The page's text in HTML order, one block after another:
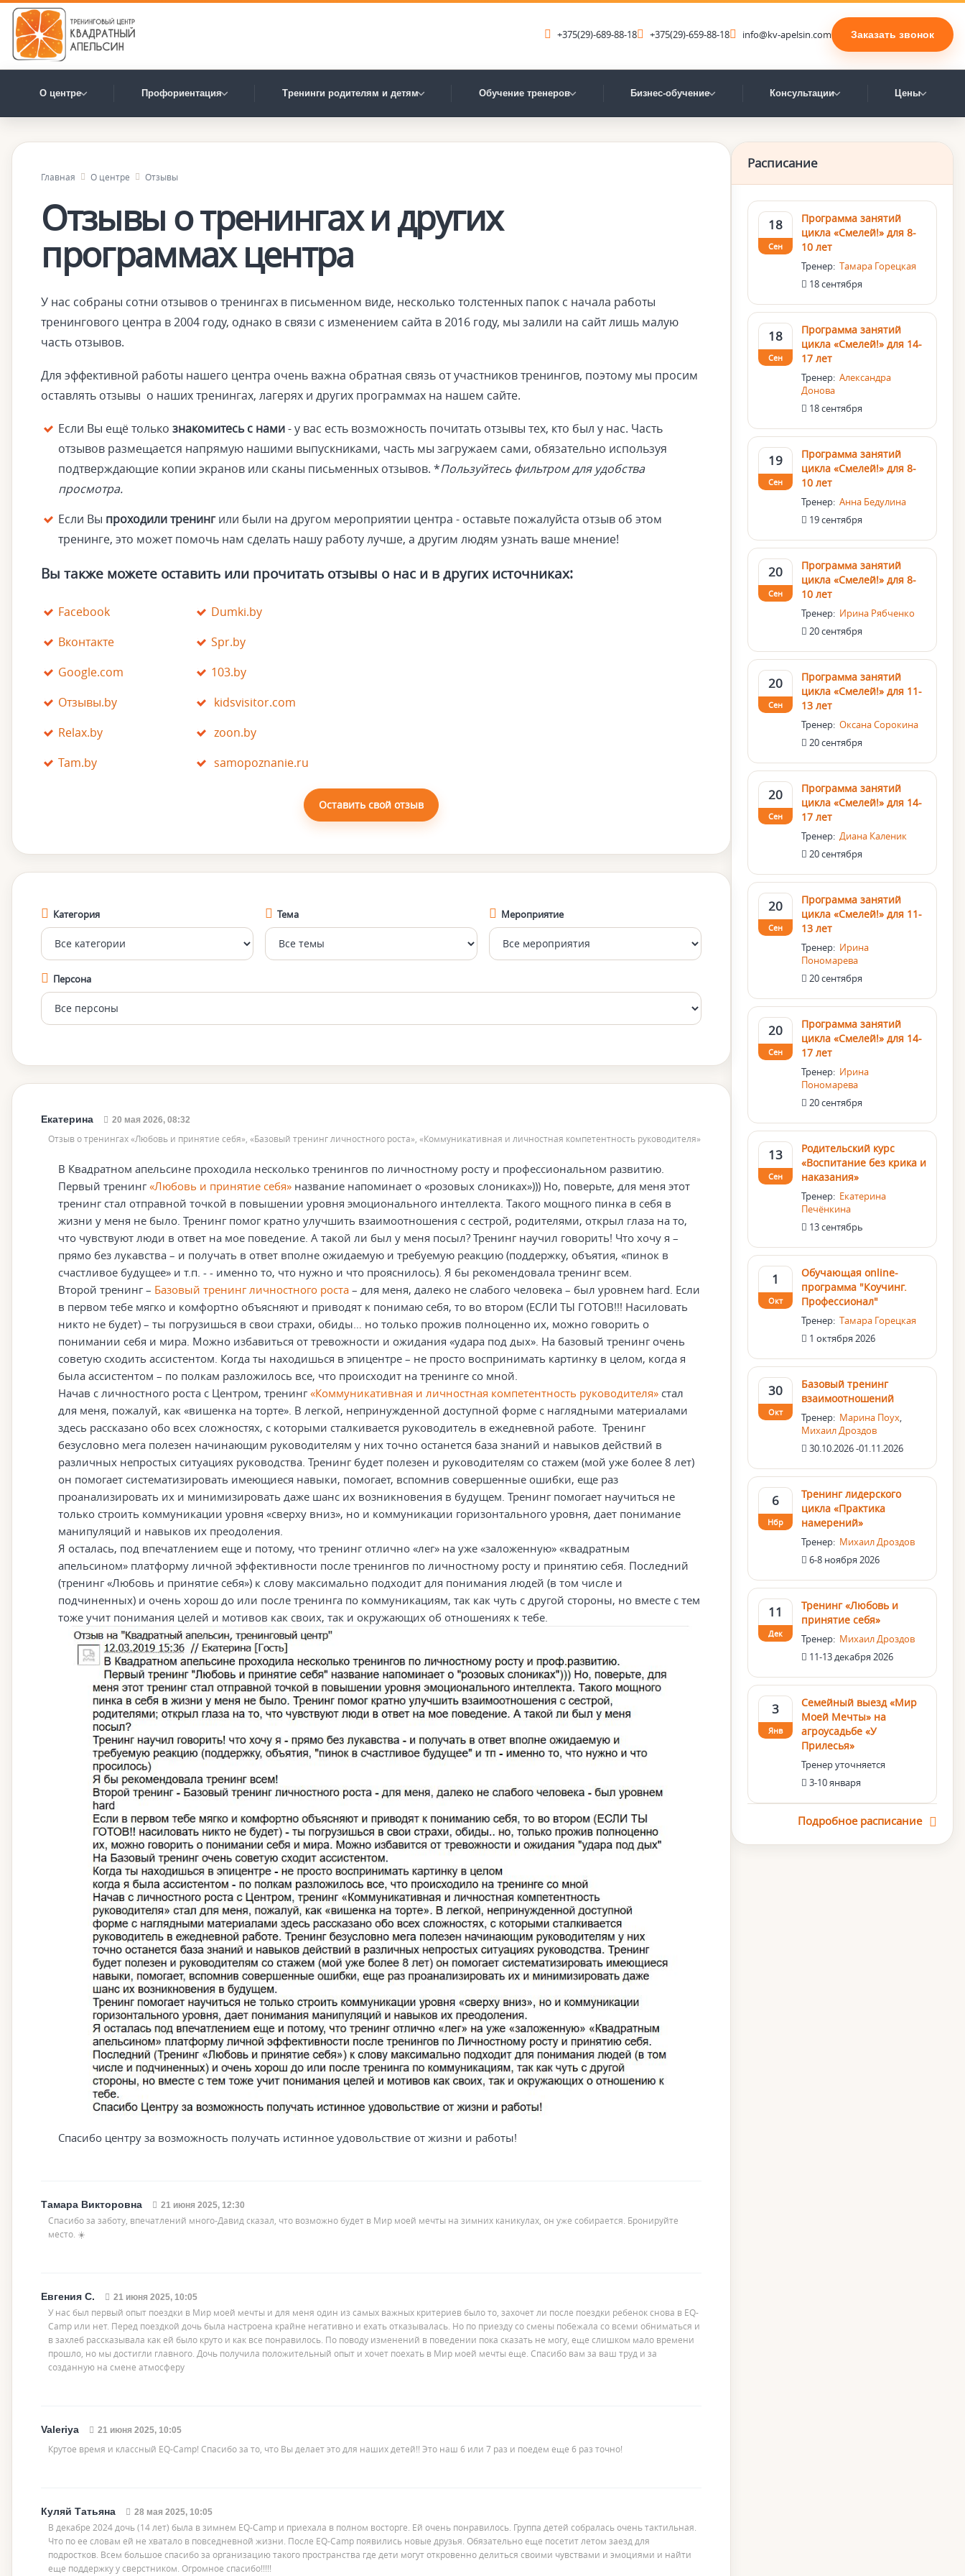
+375(29)-689-88-18 +375(29)-659-88-18 info@kv-apelsin.com Заказать звонок
О центре Профориентация Тренинги родителям и детям Обучение тренеров Бизнес-обучение Консультации Цены
Главная О центре Отзывы
Отзывы о тренингах и других
программах центра
У нас собраны сотни отзывов о тренингах в письменном виде, несколько толстенных папок с начала работы
тренингового центра в 2004 году, однако в связи с изменением сайта в 2016 году, мы залили на сайт лишь малую
часть отзывов.
Для эффективной работы нашего центра очень важна обратная связь от участников тренингов, поэтому мы просим
оставлять отзывы о наших тренингах, лагерях и других программах на нашем сайте.
Если Вы ещё толькознакомитесь с нами- у вас есть возможность почитать отзывы тех, кто был у нас. Часть
отзывов размещается напрямую нашими выпускниками, часть мы загружаем сами, обязательно используя
подтверждающие копии экранов или сканы письменных отзывов. *Пользуйтесь фильтром для удобства
просмотра.
Если Вы проходили тренингили были на другом мероприятии центра - оставьте пожалуйста отзыв об этом
тренинге, это может помочь нам сделать нашу работу лучше, а другим людям узнать ваше мнение!
Вы также можете оставить или прочитать отзывы о нас и в других источниках:
Facebook
Вконтакте
Google.com
Отзывы.by
Relax.by
Tam.by
Dumki.by
Spr.by
103.by
kidsvisitor.com
zoon.by
samopoznanie.ru
Оставить свой отзыв
Категория Тема Мероприятие
Персона
Екатерина 20 мая 2026, 08:32
Отзыв о тренингах «Любовь и принятие себя», «Базовый тренинг личностного роста», «Коммуникативная и личностная компетентность руководителя»
В Квадратном апельсине проходила несколько тренингов по личностному росту и профессиональном развитию.
Первый тренинг«Любовь и принятие себя» название напоминает о «розовых слониках»))) Но, поверьте, для меня этот
тренинг стал отправной точкой в повышении уровня эмоционального интеллекта. Такого мощного пинка в себя в
жизни у меня не было. Тренинг помог кратно улучшить взаимоотношения с сестрой, родителями, открыл глаза на то,
что чувствуют люди в ответ на мое поведение. А такой ли был у меня посыл? Тренинг научил говорить! Что хочу я –
прямо без лукавства – и получать в ответ вполне ожидаемую и требуемую реакцию (поддержку, объятия, «пинок в
счастливое будущее» и т.п. - - именно то, что нужно и что прояснилось). Я бы рекомендовала тренинг всем.
Второй тренинг – Базовый тренинг личностного роста – для меня, далеко не слабого человека – был уровнем hard. Если
в первом тебе мягко и комфортно объясняют и приводят к понимаю себя, то во втором (ЕСЛИ ТЫ ГОТОВ!!! Насиловать
никто не будет) – ты погрузишься в свои страхи, обиды… но только прожив полноценно их, можно говорить о
понимании себя и мира. Можно избавиться от тревожности и ожидания «удара под дых». На базовый тренинг очень
советую сходить ассистентом. Когда ты находишься в эпицентре – не просто воспринимать картинку в целом, когда я
была ассистентом – по полкам разложилось все, что происходит на тренинге со мной.
Начав с личностного роста с Центром, тренинг«Коммуникативная и личностная компетентность руководителя» стал
для меня, пожалуй, как «вишенка на торте». В легкой, непринужденной доступной форме с наглядными материалами
здесь рассказано обо всех сложностях, с которыми сталкивается руководитель в ежедневной работе. Тренинг
безусловно мега полезен начинающим руководителям у них точно останется база знаний и навыков действий в
различных непростых ситуациях руководства. Тренинг будет полезен и руководителям со стажем (мой уже более 8 лет)
он помогает систематизировать имеющиеся навыки, помогает, вспомнив совершенные ошибки, еще раз
проанализировать их и минимизировать даже шанс их возникновения в будущем. Тренинг помогает научиться не
только строить коммуникации уровня «сверху вниз», но и коммуникации горизонтального уровня, дает понимание
манипуляций и навыков их преодоления.
Я осталась, под впечатлением еще и потому, что тренинг отлично «лег» на уже «заложенную» «квадратным
апельсином» платформу личной эффективности после тренингов по личностному росту и принятию себя. Последний
(тренинг «Любовь и принятие себя») к слову максимально подходит для понимания людей (в том числе и
подчиненных) и очень хорош до или после тренинга по коммуникациям, так как чуть с другой стороны, но вместе с тем
тоже учит понимания целей и мотивов как своих, так и окружающих об отношениях к тебе.
Спасибо центру за возможность получать истинное удовольствие от жизни и работы!
Тамара Викторовна 21 июня 2025, 12:30
Спасибо за заботу, впечатлений много-Давид сказал, что возможно будет в Мир моей мечты на зимних каникулах, он уже собирается. Бронируйте
место. ☀️
Евгения С. 21 июня 2025, 10:05
У нас был первый опыт поездки в Мир моей мечты и для меня один из самых важных критериев было то, захочет ли после поездки ребенок снова в EQ-
Camp или нет. Перед поездкой дочь была настроена крайне негативно и ехать отказывалась. Но по приезду со смены побежала со всеми обниматься и
в захлеб рассказывала как ей было круто и как все понравилось. По поводу изменений в поведении пока сказать не могу, еще слишком мало времени
прошло, но мы достигли главного. Дочь получила положительный опыт и хочет поехать в Мир моей мечты еще. Спасибо вам за ваш труд и за
созданную на смене атмосферу
Valeriya 21 июня 2025, 10:05
Крутое время и классный EQ-Camp! Спасибо за то, что Вы делает это для наших детей!! Это наш 6 или 7 раз и поедем еще 6 раз точно!
Куляй Татьяна 28 мая 2025, 10:05
В декабре 2024 дочь (14 лет) была в зимнем EQ-Camp и приехала в полном восторге. Ей очень понравилось. Группа детей собралась очень тактильная.
Что по ее словам ей не хватало в повседневной жизни. После EQ-Camp появились новые друзья. Обязательно еще посетит летом заезд для
подростков. Всем большое спасибо за организацию такого пространства где дети могут откровенно делиться своими чувствами и эмоциями и найти
еще поддержку у сверстником. Огромное спасибо!!!!!
Расписание
18
Сен
Программа занятий
цикла «Смелей!» для 8-
10 лет
Тренер: Тамара Горецкая
18 сентября
18
Сен
Программа занятий
цикла «Смелей!» для 14-
17 лет
Тренер: Александра
Донова
18 сентября
19
Сен
Программа занятий
цикла «Смелей!» для 8-
10 лет
Тренер: Анна Бедулина
19 сентября
20
Сен
Программа занятий
цикла «Смелей!» для 8-
10 лет
Тренер: Ирина Рябченко
20 сентября
20
Сен
Программа занятий
цикла «Смелей!» для 11-
13 лет
Тренер: Оксана Сорокина
20 сентября
20
Сен
Программа занятий
цикла «Смелей!» для 14-
17 лет
Тренер: Диана Каленик
20 сентября
20
Сен
Программа занятий
цикла «Смелей!» для 11-
13 лет
Тренер: Ирина
Пономарева
20 сентября
20
Сен
Программа занятий
цикла «Смелей!» для 14-
17 лет
Тренер: Ирина
Пономарева
20 сентября
13
Сен
Родительский курс
«Воспитание без крика и
наказания»
Тренер: Екатерина
Печёнкина
13 сентябрь
1
Окт
Обучающая online-
программа "Коучинг.
Профессионал"
Тренер: Тамара Горецкая
1 октября 2026
30
Окт
Базовый тренинг
взаимоотношений
Тренер: Марина Поух,
Михаил Дроздов
30.10.2026 -01.11.2026
6
Нбр
Тренинг лидерского
цикла «Практика
намерений»
Тренер: Михаил Дроздов
6-8 ноября 2026
11
Дек
Тренинг «Любовь и
принятие себя»
Тренер: Михаил Дроздов
11-13 декабря 2026
3
Янв
Семейный выезд «Мир
Моей Мечты» на
агроусадьбе «У
Прилесья»
Тренер уточняется
3-10 января
Подробное расписание